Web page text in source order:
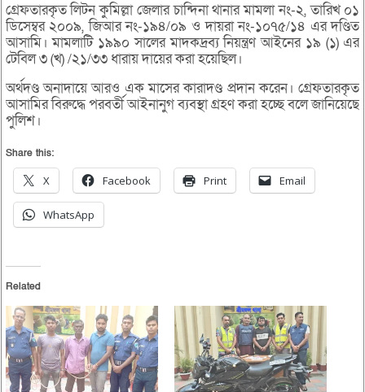
গ্রেফতারকৃত লিটন কুমিল্লা জেলার চান্দিনা থানার মামলা নং-২, তারিখ ০১
ডিসেম্বর ২০০৯, জিআর নং-১৯৪/০৯ ও দায়রা নং-১০৭৫/১৪ এর দণ্ডিত
আসামি। মামলাটি ১৯৯০ সালের মাদকদ্রব্য নিয়ন্ত্রণ আইনের ১৯ (১) এর
টেবিল ৩ (খ) /২১/৩৩ ধারায় দায়ের করা হয়েছিল।
অর্থদণ্ড অনাদায়ে আরও এক মাসের কারাদণ্ড প্রদান করেন। গ্রেফতারকৃত
আসামির বিরুদ্ধে পরবর্তী আইনানুগ ব্যবস্থা গ্রহণ করা হচ্ছে বলে জানিয়েছে
পুলিশ।
Share this:
X Facebook Print Email
WhatsApp
Related